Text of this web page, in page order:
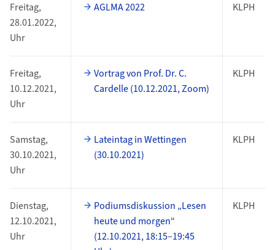
Freitag,
28.01.2022,
Uhr
AGLMA 2022 KLPH
Freitag,
10.12.2021,
Uhr
Vortrag von Prof. Dr. C.
Cardelle (10.12.2021, Zoom)
KLPH
Samstag,
30.10.2021,
Uhr
Lateintag in Wettingen
(30.10.2021)
KLPH
Dienstag,
12.10.2021,
Uhr
Podiumsdiskussion „Lesen
heute und morgen“
(12.10.2021, 18:15–19:45
KLPH